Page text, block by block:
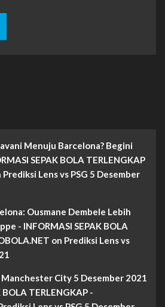
Menuju Barcelona? Begini
SEPAK BOLA TERLENGKAP
Prediksi Lens vs PSG 5 Desember
Ousmane Dembele Lebih
- INFORMASI SEPAK BOLA
on Prediksi Lens vs
City 5 Desember 2021
BOLA TERLENGKAP -